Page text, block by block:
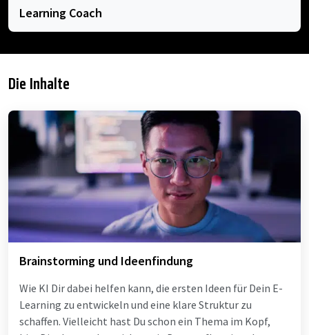
Learning Coach
Die Inhalte
Brainstorming und Ideenfindung
Wie KI Dir dabei helfen kann, die ersten Ideen für Dein E-
Learning zu entwickeln und eine klare Struktur zu
schaffen. Vielleicht hast Du schon ein Thema im Kopf,